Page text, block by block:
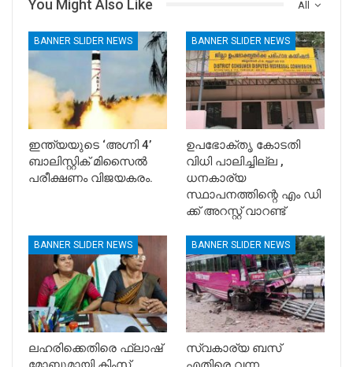
All
You Might Also Like
BANNER SLIDER NEWS
ഇന്ത്യയുടെ ‘അഗ്നി 4’
ബാലിസ്റ്റിക് മിസൈൽ
പരീക്ഷണം വിജയകരം.
BANNER SLIDER NEWS
ഉപഭോക്തൃ കോടതി
വിധി പാലിച്ചില്ല ,
ധനകാര്യ
സ്ഥാപനത്തിന്റെ എം ഡി
ക്ക് അറസ്റ്റ് വാറണ്ട്
BANNER SLIDER NEWS
ലഹരിക്കെതിരെ ഫ്ലാഷ്
BANNER SLIDER NEWS
സ്വകാര്യ ബസ്